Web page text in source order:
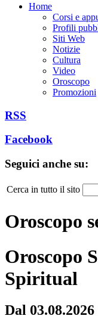
Home
Corsi e
Profili
Siti Web
Notizie
Cultura
Video
Oroscopo
Promozioni
RSS
Facebook
Seguici anche su:
Cerca in tutto il sito
Oroscopo
Oroscopo
Spiritual
Dal